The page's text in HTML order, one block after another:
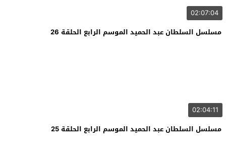
02:07:04
مسلسل السلطان عبد الحميد الموسم الرابع الحلقة 26
02:04:11
مسلسل السلطان عبد الحميد الموسم الرابع الحلقة 25